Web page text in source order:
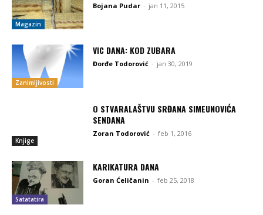
Magazin
Bojana Pudar - jan 11, 2015
Zanimljivosti
VIC DANA: KOD ZUBARA
Đorđe Todorović - jan 30, 2019
Knjige
O STVARALAŠTVU SRĐANA SIMEUNOVIĆA
SENDANA
Zoran Todorović - feb 1, 2016
Satatatira
KARIKATURA DANA
Goran Ćeličanin - feb 25, 2018